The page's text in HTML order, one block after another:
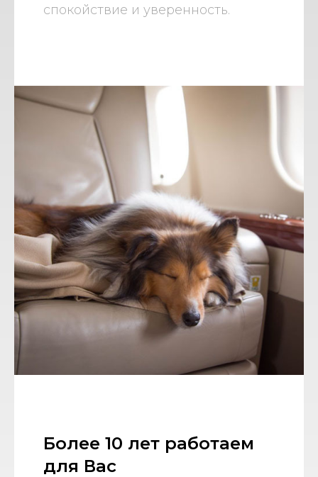
спокойствие и уверенность.
Более 10 лет работаем
для Вас